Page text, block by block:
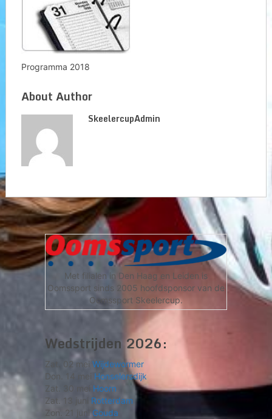
Programma 2018
About Author
SkeelercupAdmin
Met filialen in Den Haag en Leiden is
Oomssport sinds 2005 hoofdsponsor van de
Oomssport Skeelercup.
Wedstrijden 2026:
Zat. 02 mei Wijdewormer
Don. 14 mei Honselersdijk
Zat. 30 mei Hoorn
Zat. 13 juni Rotterdam
Zon. 21 juniGouda